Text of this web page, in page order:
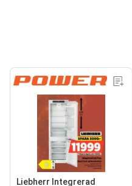
Liebherr Integrerad